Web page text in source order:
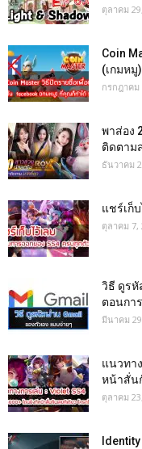
ตุลาคม
Coin
(เกมหมู)
กรกฎาคม
พาส่อง
ติดตาม
ธันวาคม
แชร์เก็
ตุลาคม 7,
วิธี ดูรหั
ตอนกา
มีนาคม
แนวทา
หน้าสั่น
ตุลาคม